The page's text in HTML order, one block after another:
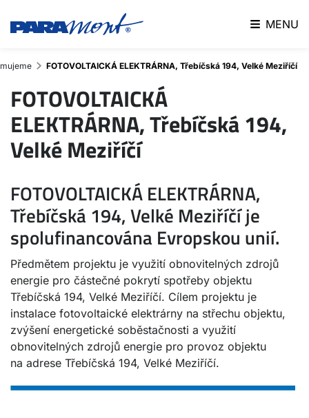
MENU
FOTOVOLTAICKÁ ELEKTRÁRNA, Třebíčská 194, Velké Meziříčí
FOTOVOLTAICKÁ
ELEKTRÁRNA, Třebíčská 194,
Velké Meziříčí
FOTOVOLTAICKÁ ELEKTRÁRNA,
Třebíčská 194, Velké Meziříčí je
spolufinancována Evropskou unií.
Předmětem projektu je využití obnovitelných zdrojů
energie pro částečné pokrytí spotřeby objektu
Třebíčská 194, Velké Meziříčí. Cílem projektu je
instalace fotovoltaické elektrárny na střechu objektu,
zvýšení energetické soběstačnosti a využití
obnovitelných zdrojů energie pro provoz objektu
na adrese Třebíčská 194, Velké Meziříčí.